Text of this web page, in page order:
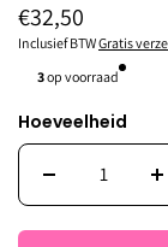
€32,50
Inclusief BTWGratis
3op voorraad
Hoeveelheid